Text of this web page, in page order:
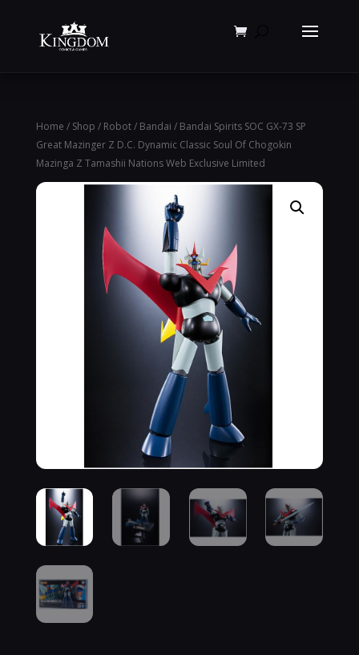
Home / Shop / Robot/ Bandai / Bandai Spirits SOC GX-73 SP
Great Mazinger Z D.C. Dynamic Classic Soul Of Chogokin
Mazinga Z Tamashii Nations Web Exclusive Limited